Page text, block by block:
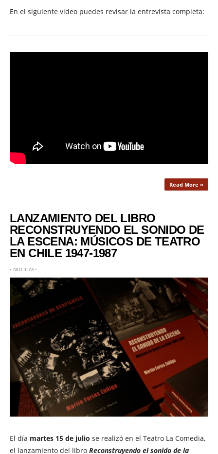
En el siguiente video puedes revisar la entrevista completa:
Read More »
LANZAMIENTO DEL LIBRO
RECONSTRUYENDO EL SONIDO DE
LA ESCENA: MÚSICOS DE TEATRO
EN CHILE 1947-1987
• NOTICIAS•
El día martes 15 de julio se realizó en el Teatro La Comedia,
el lanzamiento del libro Reconstruyendo el sonido de la